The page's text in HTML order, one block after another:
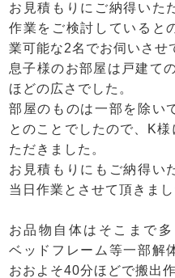
お見積もりにご納得いた
作業をご検討していると
業可能な2名でお伺いさせ
息子様のお部屋は戸建て
ほどの広さでした。
部屋のものは一部を除い
とのことでしたので、K
ただきました。
お見積もりにもご納得い
当日作業とさせて頂きまし
お品物自体はそこまで
ベッドフレーム等一部解
おおよそ40分ほどで搬出